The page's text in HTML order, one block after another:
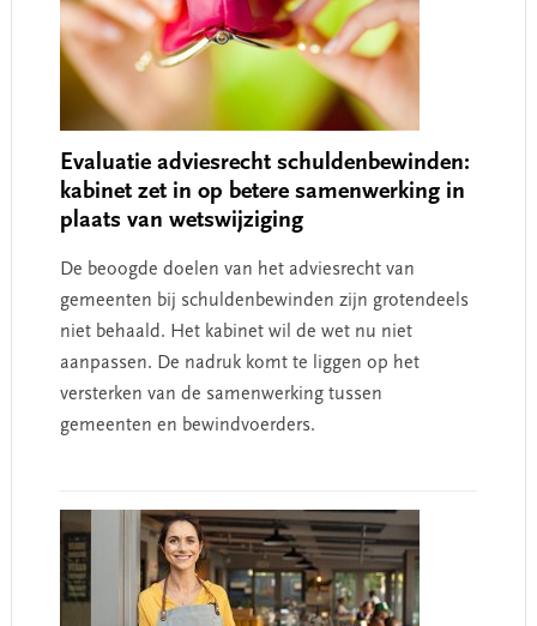
Evaluatie adviesrecht schuldenbewinden:
kabinet zet in op betere samenwerking in
plaats van wetswijziging
De beoogde doelen van het adviesrecht van
gemeenten bij schuldenbewinden zijn grotendeels
niet behaald. Het kabinet wil de wet nu niet
aanpassen. De nadruk komt te liggen op het
versterken van de samenwerking tussen
gemeenten en bewindvoerders.